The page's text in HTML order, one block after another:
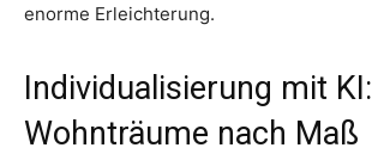
enorme Erleichterung.
Individualisierung mit KI:
Wohnträume nach Maß